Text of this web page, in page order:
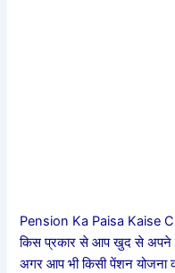
Pension Ka Paisa Kaise
किस प्रकार से आप खुद से अपने
अगर आप भी किसी पेंशन योजना